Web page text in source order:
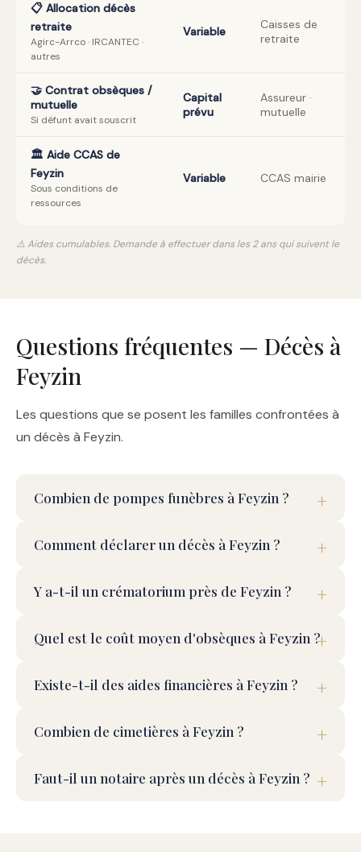
📋 Allocation décès
retraite
Agirc-Arrco · IRCANTEC ·
autres
Variable
Caisses de
retraite
🤝 Contrat obsèques /
mutuelle
Si défunt avait souscrit
Capital
prévu
Assureur ·
mutuelle
🏛️ Aide CCAS de
Feyzin
Sous conditions de
ressources
Variable CCAS mairie
⚠️ Aides cumulables. Demande à effectuer dans les 2 ans qui suivent le
décès.
Questions fréquentes — Décès à
Feyzin
Les questions que se posent les familles confrontées à
un décès à Feyzin.
Combien de pompes funèbres à Feyzin ?
Comment déclarer un décès à Feyzin ?
Y a-t-il un crématorium près de Feyzin ?
Quel est le coût moyen d'obsèques à Feyzin ?
Existe-t-il des aides financières à Feyzin ?
Combien de cimetières à Feyzin ?
Faut-il un notaire après un décès à Feyzin ?